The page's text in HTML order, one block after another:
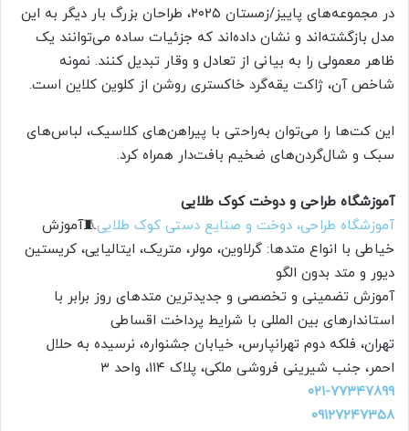
در مجموعه‌های پاییز/زمستان ۲۰۲۵، طراحان بزرگ بار دیگر به این
مدل بازگشته‌اند و نشان داده‌اند که جزئیات ساده می‌توانند یک
ظاهر معمولی را به بیانی از تعادل و وقار تبدیل کنند. نمونه
شاخص آن، ژاکت یقه‌گرد خاکستری روشن از کلوین کلاین است.
این کت‌ها را می‌توان به‌راحتی با پیراهن‌های کلاسیک، لباس‌های
سبک و شال‌گردن‌های ضخیم بافت‌دار همراه کرد.
آموزشگاه طراحی و دوخت کوک طلایی
آموزشگاه طراحی، دوخت و صنایع دستی کوک طلایی🧵آموزش
خیاطی با انواع متدها: گرلاوین، مولر، متریک، ایتالیایی، کریستین
دیور و متد بدون الگو
آموزش تضمینی و تخصصی و جدیدترین متدهای روز برابر با
استاندارهای بین المللی با شرایط پرداخت اقساطی
تهران، فلکه دوم تهرانپارس، خیابان جشنواره، نرسیده به حلال
احمر، جنب شیرینی فروشی ملکی، پلاک ۱۱۴، واحد ۳
۰۲۱-۷۷۳۴۷۸۹۹
۰۹۱۲۷۲۴۷۳۵۸